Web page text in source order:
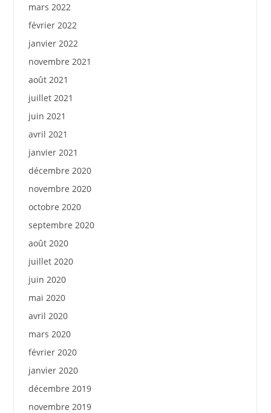
mars 2022
février 2022
janvier 2022
novembre 2021
août 2021
juillet 2021
juin 2021
avril 2021
janvier 2021
décembre 2020
novembre 2020
octobre 2020
septembre 2020
août 2020
juillet 2020
juin 2020
mai 2020
avril 2020
mars 2020
février 2020
janvier 2020
décembre 2019
novembre 2019